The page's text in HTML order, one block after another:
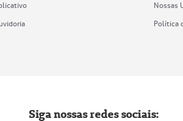
Nossas
Política
Siga nossas redes sociais: